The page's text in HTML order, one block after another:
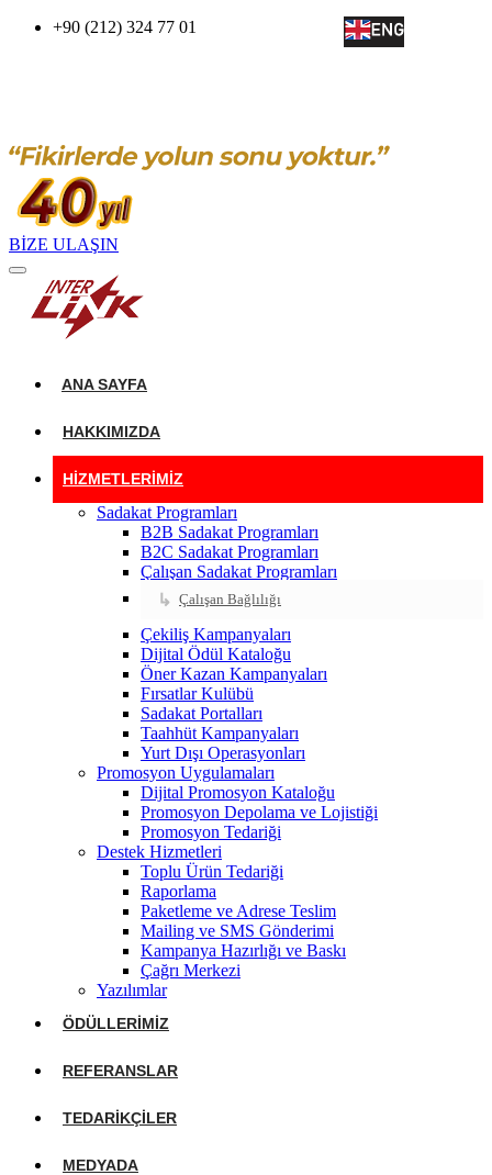
+90 (212) 324 77 01
BİZE ULAŞIN
ANA SAYFA
HAKKIMIZDA
HIZMETLERIMIZ
Sadakat Programları
B2B Sadakat Programları
B2C Sadakat Programları
Çalışan Sadakat Programları
Çalışan Bağlılığı
Çekiliş Kampanyaları
Dijital Ödül Kataloğu
Öner Kazan Kampanyaları
Fırsatlar Kulübü
Sadakat Portalları
Taahhüt Kampanyaları
Yurt Dışı Operasyonları
Promosyon Uygulamaları
Dijital Promosyon Kataloğu
Promosyon Depolama ve Lojistiği
Promosyon Tedariği
Destek Hizmetleri
Toplu Ürün Tedariği
Raporlama
Paketleme ve Adrese Teslim
Mailing ve SMS Gönderimi
Kampanya Hazırlığı ve Baskı
Çağrı Merkezi
Yazılımlar
ÖDÜLLERIMIZ
REFERANSLAR
TEDARIKÇILER
MEDYADA